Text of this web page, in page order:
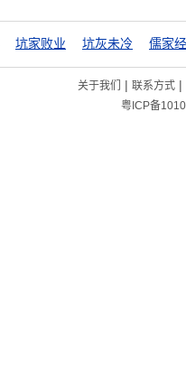
坑家败业 坑灰未冷 儒家
关于我们 | 联系方式|
粤ICP备